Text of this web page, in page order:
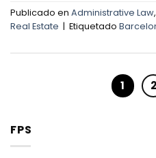
Publicado en Administrative Law,
Real Estate | Etiquetado
1 2
FPS